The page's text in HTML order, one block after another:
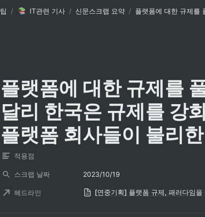
팁 / IT관련 기사 / 신문스크랩 요약 /
플랫폼에 대한 규제를
달리 한국은 규제를 강
플랫폼 회사들이 불리
적용점
스크랩 날짜 2023/10/19
헤드라인